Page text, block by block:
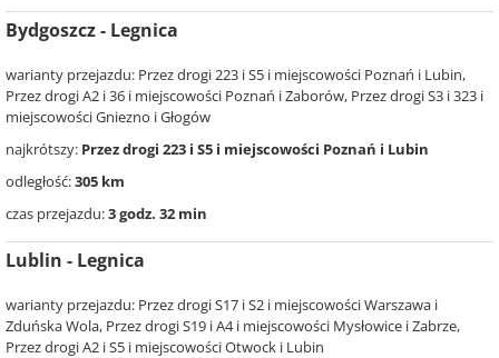
Bydgoszcz - Legnica
warianty przejazdu: Przez drogi 223 i S5 i miejscowości Poznań i Lubin,
Przez drogi A2 i 36 i miejscowości Poznań i Zaborów, Przez drogi S3 i 323 i
miejscowości Gniezno i Głogów
najkrótszy: Przez drogi 223 i S5 i miejscowości Poznań i Lubin
odległość:305 km
czas przejazdu:3 godz. 32 min
Lublin - Legnica
warianty przejazdu: Przez drogi S17 i S2 i miejscowości Warszawa i
Zduńska Wola, Przez drogi S19 i A4 i miejscowości Mysłowice i Zabrze,
Przez drogi A2 i S5 i miejscowości Otwock i Lubin